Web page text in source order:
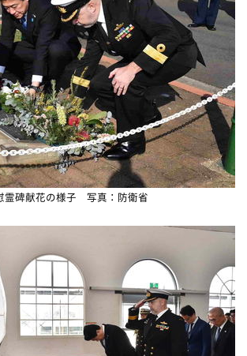
霊碑献花の様子 写真：防衛省